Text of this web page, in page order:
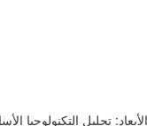
التكنولوجيا الأساسية التي تدفع